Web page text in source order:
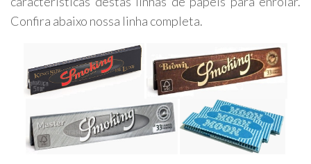
Confira abaixo nossa linha completa.